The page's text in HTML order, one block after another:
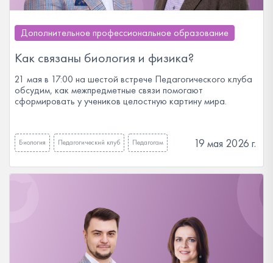
Дополнительное профессиональное образование
Как связаны биология и физика?
21 мая в 17:00 на шестой встрече Педагогического клуба
обсудим, как межпредметные связи помогают
сформировать у учеников целостную картину мира.
Биология Педагогический клуб Педагогам 19 мая 2026 г.